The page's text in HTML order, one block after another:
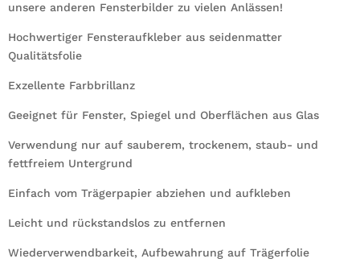
unsere anderen Fensterbilder zu vielen Anlässen!
Hochwertiger Fensteraufkleber aus seidenmatter
Qualitätsfolie
Exzellente Farbbrillanz
Geeignet für Fenster, Spiegel und Oberflächen aus Glas
Verwendung nur auf sauberem, trockenem, staub- und
fettfreiem Untergrund
Einfach vom Trägerpapier abziehen und aufkleben
Leicht und rückstandslos zu entfernen
Wiederverwendbarkeit, Aufbewahrung auf Trägerfolie